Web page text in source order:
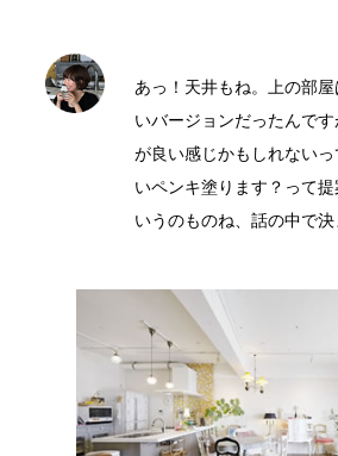
あっ！天井もね。上の部
いバージョンだったんで
が良い感じかもしれない
いペンキ塗ります？って
いうのものね、話の中で決